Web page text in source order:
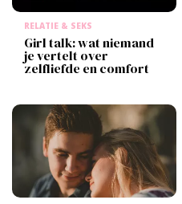
RELATIE & SEKS
Girl talk: wat niemand
je vertelt over
zelfliefde en comfort